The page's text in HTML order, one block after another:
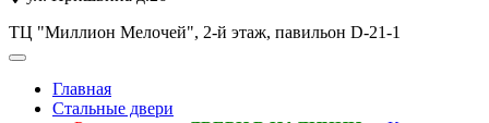
ТЦ "Миллион Мелочей", 2-й этаж, павильон D-21-1
Главная
Стальные двери